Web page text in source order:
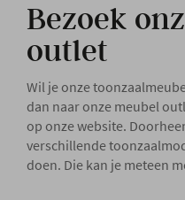
Bezoek
outlet
Wil je onze
dan naar onze meubel
op onze website.
verschillende
doen. Die kan je meteen